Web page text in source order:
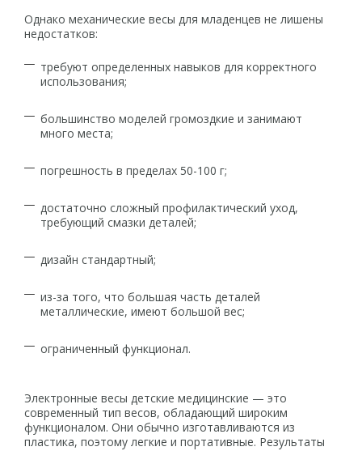
Однако механические весы для младенцев не лишены
недостатков:
требуют определенных навыков для корректного
использования;
большинство моделей громоздкие и занимают
много места;
погрешность в пределах 50-100 г;
достаточно сложный профилактический уход,
требующий смазки деталей;
дизайн стандартный;
из-за того, что большая часть деталей
металлические, имеют большой вес;
ограниченный функционал.
Электронные весы детские медицинские — это
современный тип весов, обладающий широким
функционалом. Они обычно изготавливаются из
пластика, поэтому легкие и портативные. Результаты